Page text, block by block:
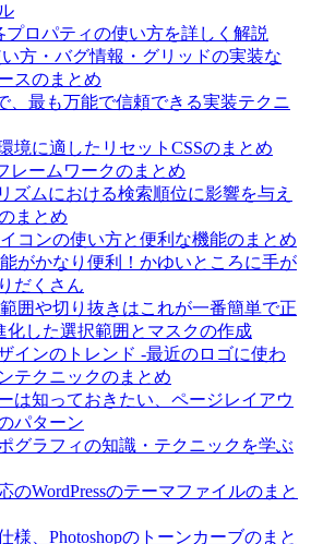
プロパティの使い方を詳しく解説
い方・バグ情報・グリッドの実装な
スのまとめ
、最も万能で信頼できる実装テクニ
境に適したリセットCSSのまとめ
レームワークのまとめ
ズムにおける検索順位に影響を与え
まとめ
イコンの使い方と便利な機能のまとめ
能がかなり便利！かゆいところに手が
だくさん
範囲や切り抜きはこれが一番簡単で正
化した選択範囲とマスクの作成
インのトレンド -最近のロゴに使わ
テクニックのまとめ
は知っておきたい、ページレイアウ
パターン
グラフィの知識・テクニックを学ぶ
のWordPressのテーマファイルのまと
様、Photoshopのトーンカーブのまと